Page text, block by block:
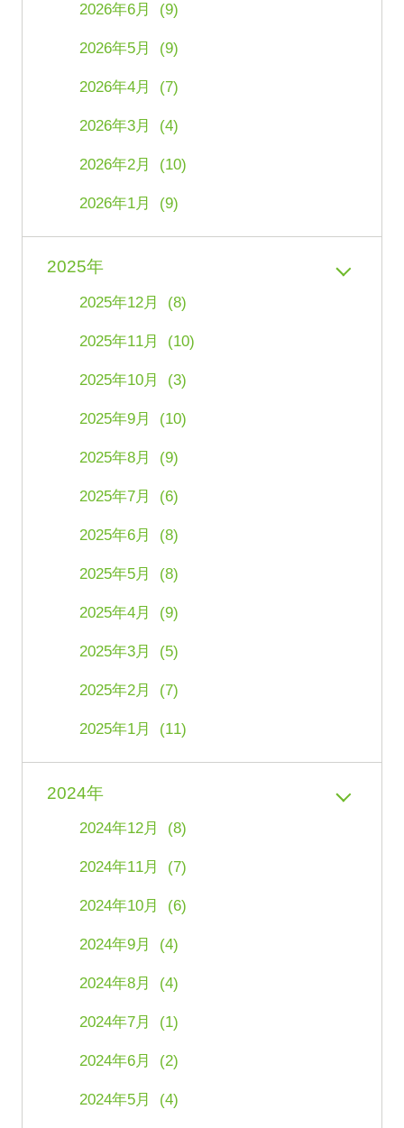
2026年6月 (9)
2026年5月 (9)
2026年4月 (7)
2026年3月 (4)
2026年2月 (10)
2026年1月 (9)
2025年
2025年12月 (8)
2025年11月 (10)
2025年10月 (3)
2025年9月 (10)
2025年8月 (9)
2025年7月 (6)
2025年6月 (8)
2025年5月 (8)
2025年4月 (9)
2025年3月 (5)
2025年2月 (7)
2025年1月 (11)
2024年
2024年12月 (8)
2024年11月 (7)
2024年10月 (6)
2024年9月 (4)
2024年8月 (4)
2024年7月 (1)
2024年6月 (2)
2024年5月 (4)